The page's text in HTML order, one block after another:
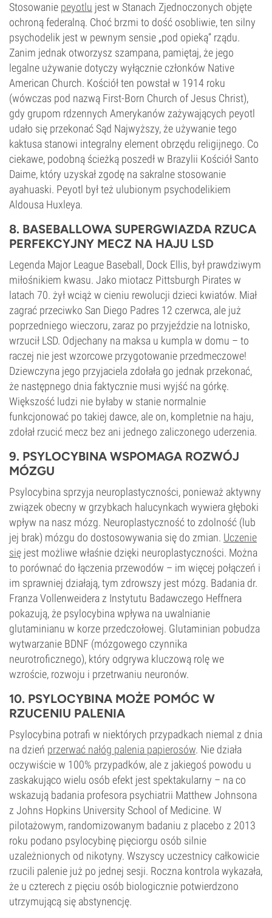
Stosowanie peyotlu jest w Stanach Zjednoczonych objęte
ochroną federalną. Choć brzmi to dość osobliwie, ten silny
psychodelik jest w pewnym sensie „pod opieką” rządu.
Zanim jednak otworzysz szampana, pamiętaj, że jego
legalne używanie dotyczy wyłącznie członków Native
American Church. Kościół ten powstał w 1914 roku
(wówczas pod nazwą First-Born Church of Jesus Christ),
gdy grupom rdzennych Amerykanów zażywających peyotl
udało się przekonać Sąd Najwyższy, że używanie tego
kaktusa stanowi integralny element obrzędu religijnego. Co
ciekawe, podobną ścieżką poszedł w Brazylii Kościół Santo
Daime, który uzyskał zgodę na sakralne stosowanie
ayahuaski. Peyotl był też ulubionym psychodelikiem
Aldousa Huxleya.
8. BASEBALLOWA SUPERGWIAZDA RZUCA
PERFEKCYJNY MECZ NA HAJU LSD
Legenda Major League Baseball, Dock Ellis, był prawdziwym
miłośnikiem kwasu. Jako miotacz Pittsburgh Pirates w
latach 70. żył wciąż w cieniu rewolucji dzieci kwiatów. Miał
zagrać przeciwko San Diego Padres 12 czerwca, ale już
poprzedniego wieczoru, zaraz po przyjeździe na lotnisko,
wrzucił LSD. Odjechany na maksa u kumpla w domu – to
raczej nie jest wzorcowe przygotowanie przedmeczowe!
Dziewczyna jego przyjaciela zdołała go jednak przekonać,
że następnego dnia faktycznie musi wyjść na górkę.
Większość ludzi nie byłaby w stanie normalnie
funkcjonować po takiej dawce, ale on, kompletnie na haju,
zdołał rzucić mecz bez ani jednego zaliczonego uderzenia.
9. PSYLOCYBINA WSPOMAGA ROZWÓJ
MÓZGU
Psylocybina sprzyja neuroplastyczności, ponieważ aktywny
związek obecny w grzybkach halucynkach wywiera głęboki
wpływ na nasz mózg. Neuroplastyczność to zdolność (lub
jej brak) mózgu do dostosowywania się do zmian. Uczenie
się jest możliwe właśnie dzięki neuroplastyczności. Można
to porównać do łączenia przewodów – im więcej połączeń i
im sprawniej działają, tym zdrowszy jest mózg. Badania dr.
Franza Vollenweidera z Instytutu Badawczego Heffnera
pokazują, że psylocybina wpływa na uwalnianie
glutaminianu w korze przedczołowej. Glutaminian pobudza
wytwarzanie BDNF (mózgowego czynnika
neurotroficznego), który odgrywa kluczową rolę we
wzroście, rozwoju i przetrwaniu neuronów.
10. PSYLOCYBINA MOŻE POMÓC W
RZUCENIU PALENIA
Psylocybina potrafi w niektórych przypadkach niemal z dnia
na dzień przerwać nałóg palenia papierosów. Nie działa
oczywiście w 100% przypadków, ale z jakiegoś powodu u
zaskakująco wielu osób efekt jest spektakularny – na co
wskazują badania profesora psychiatrii Matthew Johnsona
z Johns Hopkins University School of Medicine. W
pilotażowym, randomizowanym badaniu z placebo z 2013
roku podano psylocybinę pięciorgu osób silnie
uzależnionych od nikotyny. Wszyscy uczestnicy całkowicie
rzucili palenie już po jednej sesji. Roczna kontrola wykazała,
że u czterech z pięciu osób biologicznie potwierdzono
utrzymującą się abstynencję.